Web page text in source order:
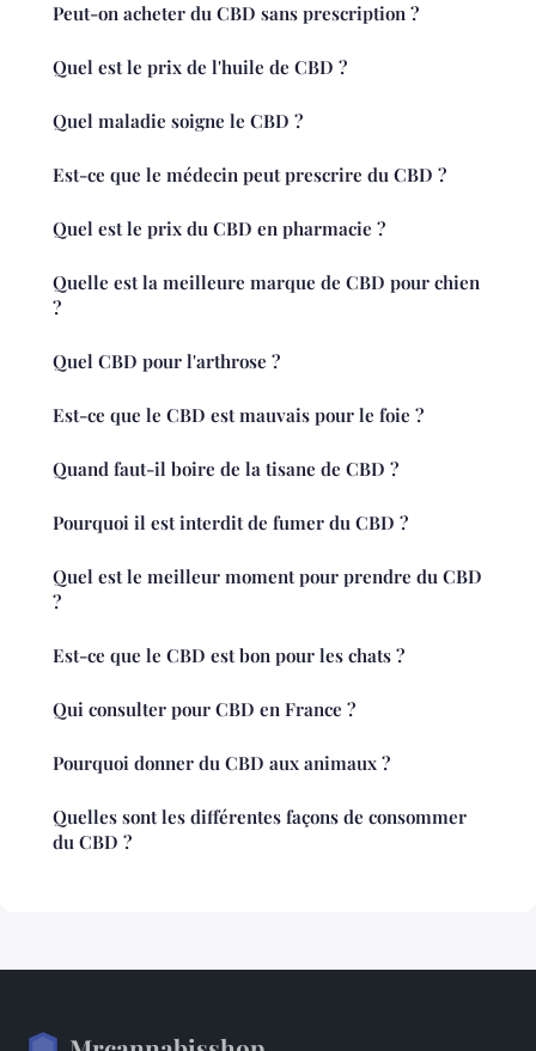
Peut-on acheter du CBD sans prescription ?
Quel est le prix de l'huile de CBD ?
Quel maladie soigne le CBD ?
Est-ce que le médecin peut prescrire du CBD ?
Quel est le prix du CBD en pharmacie ?
Quelle est la meilleure marque de CBD pour chien
?
Quel CBD pour l'arthrose ?
Est-ce que le CBD est mauvais pour le foie ?
Quand faut-il boire de la tisane de CBD ?
Pourquoi il est interdit de fumer du CBD ?
Quel est le meilleur moment pour prendre du CBD
?
Est-ce que le CBD est bon pour les chats ?
Qui consulter pour CBD en France ?
Pourquoi donner du CBD aux animaux ?
Quelles sont les différentes façons de consommer
du CBD ?